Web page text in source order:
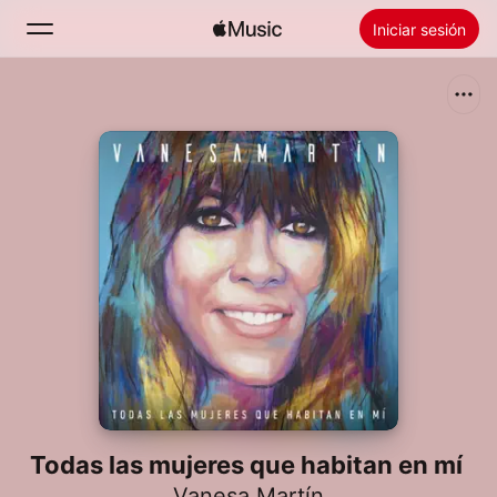
Iniciar sesión
Novedades
Instalar Apple Music
Todas las mujeres que habitan en mí